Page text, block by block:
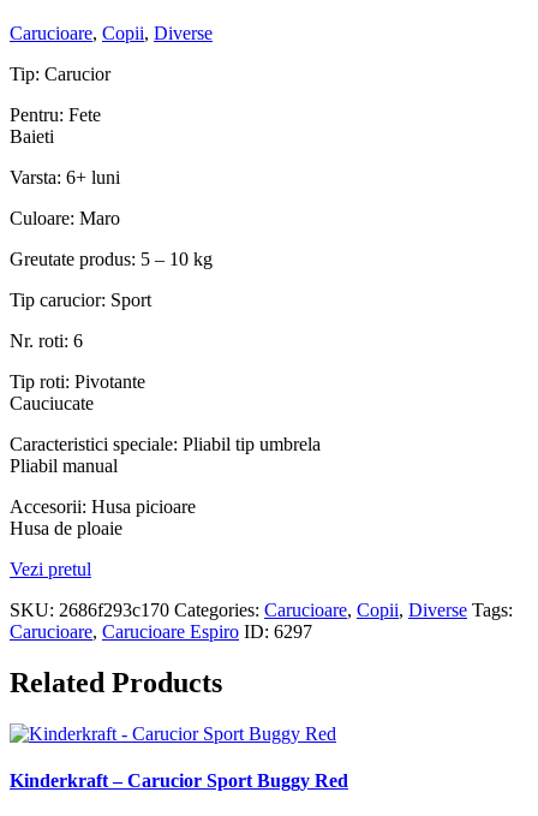
Carucioare, Copii, Diverse
Tip: Carucior
Pentru: Fete
Baieti
Varsta: 6+ luni
Culoare: Maro
Greutate produs: 5 – 10 kg
Tip carucior: Sport
Nr. roti: 6
Tip roti: Pivotante
Cauciucate
Caracteristici speciale: Pliabil tip umbrela
Pliabil manual
Accesorii: Husa picioare
Husa de ploaie
Vezi pretul
SKU: 2686f293c170 Categories: Carucioare, Copii, Diverse Tags:
Carucioare, Carucioare Espiro ID: 6297
Related Products
Kinderkraft – Carucior Sport Buggy Red